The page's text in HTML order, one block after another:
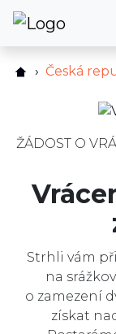
O nás
Jak to funguje?
FAQ
Recenze
Česká
ŽÁDOST O
Strhli vám
na
o zamezení
získat